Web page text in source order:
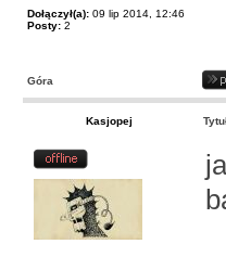
Dołączył(a): 09 lip 2014, 12:46
Posty: 2
Góra
Kasjopej